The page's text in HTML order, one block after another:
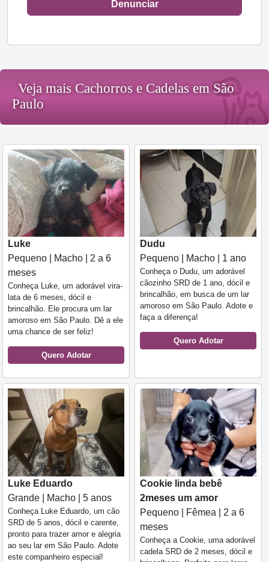
Denunciar
Veja mais Cachorros e Cadelas em São
Paulo
Luke
Pequeno | Macho | 2 a 6
meses
Conheça Luke, um adorável vira-
lata de 6 meses, dócil e
brincalhão. Ele procura um lar
amoroso em São Paulo. Dê a ele
uma chance de ser feliz!
Quero Adotar
Dudu
Pequeno | Macho | 1 ano
Conheça o Dudu, um adorável
cãozinho SRD de 1 ano, dócil e
brincalhão, em busca de um lar
amoroso em São Paulo. Adote e
faça a diferença!
Quero Adotar
Luke Eduardo
Grande | Macho | 5 anos
Conheça Luke Eduardo, um cão
SRD de 5 anos, dócil e carente,
pronto para trazer amor e alegria
ao seu lar em São Paulo. Adote
este companheiro especial!
Cookie linda bebê
2meses um amor
Pequeno | Fêmea | 2 a 6
meses
Conheça a Cookie, uma adorável
cadela SRD de 2 meses, dócil e